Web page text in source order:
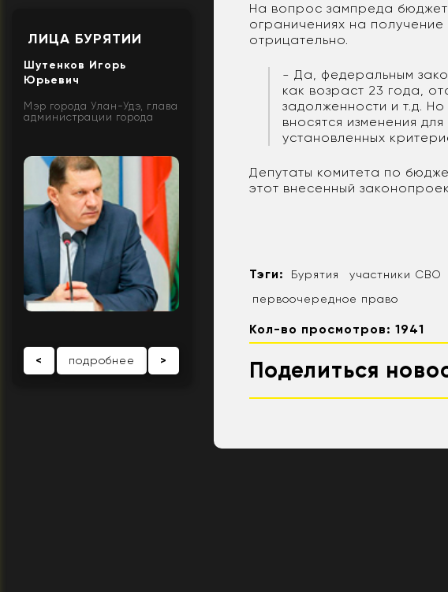
ЛИЦА БУРЯТИИ
Шутенков Игорь
Юрьевич
Мэр города Улан-Удэ, глава
администрации города
< подробнее >
На вопрос зампреда
ограничениях на
отрицательно.
- Да, федеральным
как возраст 23 года,
задолженности и т.д.
вносятся изменения
установленных
Депутаты комитета по
этот внесенный
Тэги: Бурятия участники СВО
первоочередное право
Кол-во просмотров: 1941
Поделиться